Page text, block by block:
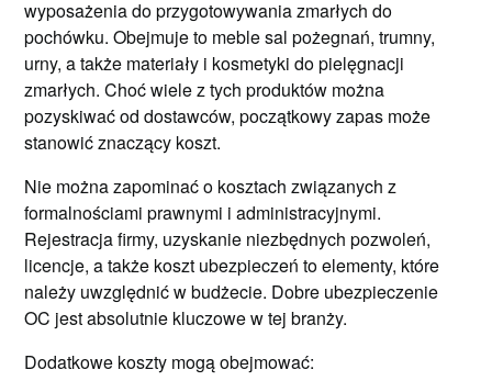
wyposażenia do przygotowywania zmarłych do
pochówku. Obejmuje to meble sal pożegnań, trumny,
urny, a także materiały i kosmetyki do pielęgnacji
zmarłych. Choć wiele z tych produktów można
pozyskiwać od dostawców, początkowy zapas może
stanowić znaczący koszt.
Nie można zapominać o kosztach związanych z
formalnościami prawnymi i administracyjnymi.
Rejestracja firmy, uzyskanie niezbędnych pozwoleń,
licencje, a także koszt ubezpieczeń to elementy, które
należy uwzględnić w budżecie. Dobre ubezpieczenie
OC jest absolutnie kluczowe w tej branży.
Dodatkowe koszty mogą obejmować: